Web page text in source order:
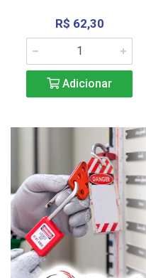
R$ 62,30
Adicionar